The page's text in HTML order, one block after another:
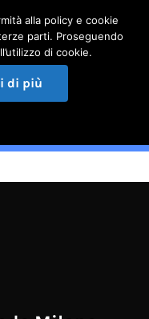
alla policy e cookie
parti. Proseguendo
di cookie.
di più